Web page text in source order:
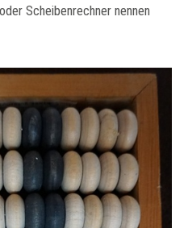
Scheibenrechner nennen